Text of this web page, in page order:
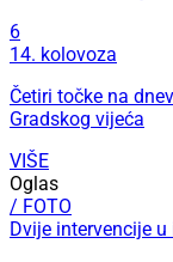
6
14. kolovoza
Četiri točke na
Gradskog vijeća
VIŠE
Oglas
/ FOTO
Dvije intervencije